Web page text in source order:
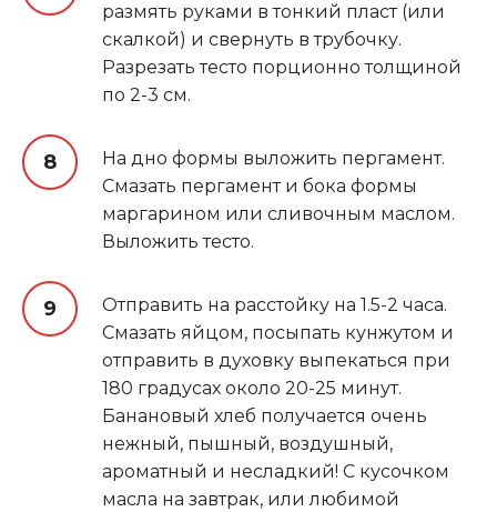
размять руками в тонкий пласт (или
скалкой) и свернуть в трубочку.
Разрезать тесто порционно толщиной
по 2-3 см.
На дно формы выложить пергамент.
Смазать пергамент и бока формы
маргарином или сливочным маслом.
Выложить тесто.
Отправить на расстойку на 1.5-2 часа.
Смазать яйцом, посыпать кунжутом и
отправить в духовку выпекаться при
180 градусах около 20-25 минут.
Банановый хлеб получается очень
нежный, пышный, воздушный,
ароматный и несладкий! С кусочком
масла на завтрак, или любимой